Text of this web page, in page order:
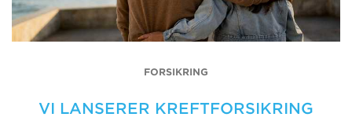
FORSIKRING
VI LANSERER KREFTFORSIKRING